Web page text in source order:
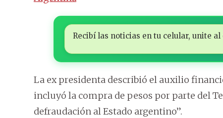
Recibí las noticias en tu celular, unite al
La ex presidenta describió el auxilio
incluyó la compra de pesos por parte del
defraudación al Estado argentino”.